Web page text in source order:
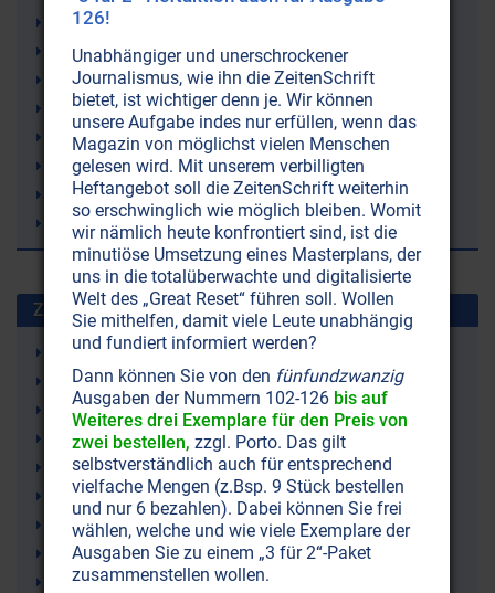
Gewässer
Klima (-schutz)
Mikrowellen
Bäume
Wasserreinigung
Elektrosmog
Mobilfunk
Erde
Zuletzt gesuchte Stichworte
Gelenkschmerzen
Ketone (Ketonkörper)
Ketogene Ernährung (Ketose)
Irland
Demenz
rTMS (repetitive Transkranielle Magnetstimulation)
Lithium
Trampolinspringen
Windkraft (Windräder)
126!
Unabhängiger und unerschrockener
Journalismus, wie ihn die ZeitenSchrift
bietet, ist wichtiger denn je. Wir können
unsere Aufgabe indes nur erfüllen, wenn das
Magazin von möglichst vielen Menschen
gelesen wird. Mit unserem verbilligten
Heftangebot soll die ZeitenSchrift weiterhin
so erschwinglich wie möglich bleiben. Womit
wir nämlich heute konfrontiert sind, ist die
minutiöse Umsetzung eines Masterplans, der
uns in die totalüberwachte und digitalisierte
Welt des „Great Reset“ führen soll. Wollen
Sie mithelfen, damit viele Leute unabhängig
und fundiert informiert werden?
Dann können Sie von den fünfundzwanzig
Ausgaben der Nummern 102-126 bis auf
Weiteres drei Exemplare für den Preis von
zwei bestellen, zzgl. Porto. Das gilt
selbstverständlich auch für entsprechend
vielfache Mengen (z.Bsp. 9 Stück bestellen
und nur 6 bezahlen). Dabei können Sie frei
wählen, welche und wie viele Exemplare der
Ausgaben Sie zu einem „3 für 2“-Paket
zusammenstellen wollen.